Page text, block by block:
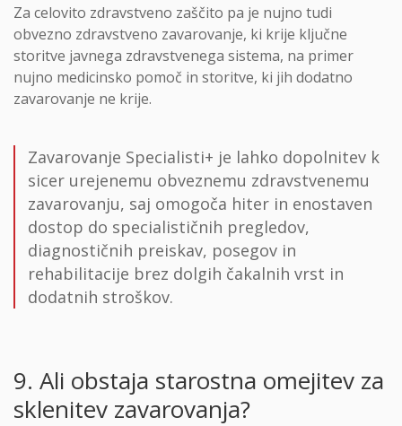
Za celovito zdravstveno zaščito pa je nujno tudi
obvezno zdravstveno zavarovanje, ki krije ključne
storitve javnega zdravstvenega sistema, na primer
nujno medicinsko pomoč in storitve, ki jih dodatno
zavarovanje ne krije.
Zavarovanje Specialisti+ je lahko dopolnitev k
sicer urejenemu obveznemu zdravstvenemu
zavarovanju, saj omogoča hiter in enostaven
dostop do specialističnih pregledov,
diagnostičnih preiskav, posegov in
rehabilitacije brez dolgih čakalnih vrst in
dodatnih stroškov.
9. Ali obstaja starostna omejitev za
sklenitev zavarovanja?